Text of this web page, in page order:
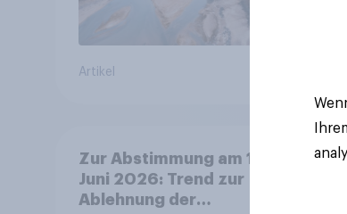
Artikel
Zur Abstimmung am 14.
Juni 2026: Trend zur
Ablehnung der